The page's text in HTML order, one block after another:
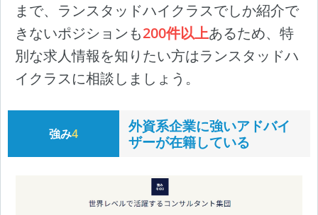
まで、ランスタッドハイクラスでしか紹介で
きないポジションも200件以上あるため、特
別な求人情報を知りたい方はランスタッドハ
イクラスに相談しましょう。
強み4
外資系企業に強いアドバイ
ザーが在籍している